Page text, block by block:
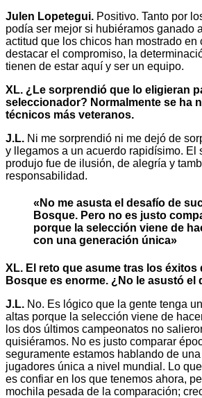
Julen Lopetegui. Positivo. Tanto por
podía ser mejor si hubiéramos ganado
actitud que los chicos han mostrado en
destacar el compromiso, la
tienen de estar aquí y ser un equipo.
XL. ¿Le sorprendió que lo eligieran
seleccionador? Normalmente se ha
técnicos más veteranos.
J.L. Ni me sorprendió ni me dejó de
y llegamos a un acuerdo rapidísimo. El
produjo fue de ilusión, de alegría y
responsabilidad.
«No me asusta el desafío de
Bosque. Pero no es justo
porque la selección viene de
con una generación única»
XL. El reto que asume tras los éxitos
Bosque es enorme. ¿No le asustó el
J.L. No. Es lógico que la gente tenga
altas porque la selección viene de
los dos últimos campeonatos no
quisiéramos. No es justo comparar
seguramente estamos hablando de
jugadores única a nivel mundial. Lo
es confiar en los que tenemos ahora,
mochila pesada de la comparación;